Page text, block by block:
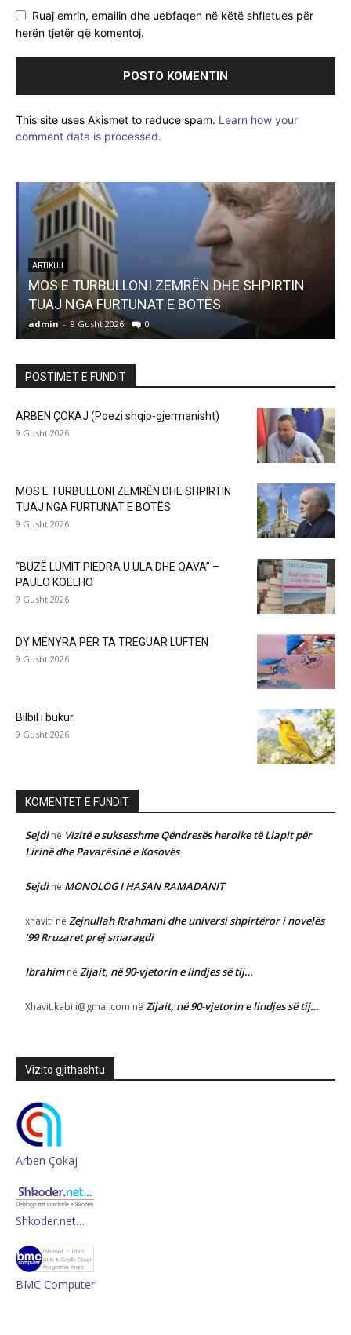
Ruaj emrin, emailin dhe uebfaqen në këtë shfletues për
herën tjetër që komentoj.
This site uses Akismet to reduce spam. Learn how your
comment data is processed.
ARTIKUJ
MOS E TURBULLONI ZEMRËN DHE SHPIRTIN
TUAJ NGA FURTUNAT E BOTËS
admin 9 Gusht 2026 0
POSTIMET E FUNDIT
ARBEN ÇOKAJ (Poezi shqip-gjermanisht)
9 Gusht 2026
MOS E TURBULLONI ZEMRËN DHE SHPIRTIN
TUAJ NGA FURTUNAT E BOTËS
9 Gusht 2026
“BUZË LUMIT PIEDRA U ULA DHE QAVA” –
PAULO KOELHO
9 Gusht 2026
DY MËNYRA PËR TA TREGUAR LUFTËN
9 Gusht 2026
Bilbil i bukur
9 Gusht 2026
KOMENTET E FUNDIT
Sejdinë Vizitë e suksesshme Qëndresës heroike të Llapit për
Lirinë dhe Pavarësinë e Kosovës
Sejdinë MONOLOG I HASAN RAMADANIT
xhaviti në Zejnullah Rrahmani dhe universi shpirtëror i novelës
‘99 Rruzaret prej smaragdi
Ibrahimnë Zijait, në 90-vjetorin e lindjes së tij…
Xhavit.kabili@gmai.com në Zijait, në 90-vjetorin e lindjes së tij…
Vizito gjithashtu
Arben Çokaj
Shkoder.net…
BMC Computer